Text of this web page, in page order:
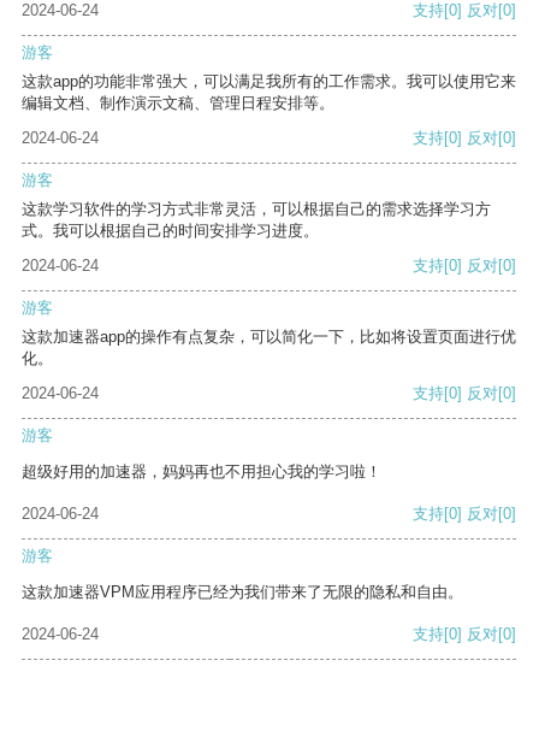
2024-06-24 支持[0] 反对[0]
游客
这款app的功能非常强大，可以满足我所有的工作需求。我可以使用它来
编辑文档、制作演示文稿、管理日程安排等。
2024-06-24
支持[0] 反对[0]
游客
这款学习软件的学习方式非常灵活，可以根据自己的需求选择学习方
式。我可以根据自己的时间安排学习进度。
2024-06-24
支持[0] 反对[0]
游客
这款加速器app的操作有点复杂，可以简化一下，比如将设置页面进行优
化。
2024-06-24
支持[0] 反对[0]
游客
超级好用的加速器，妈妈再也不用担心我的学习啦！
2024-06-24 支持[0] 反对[0]
游客
这款加速器VPM应用程序已经为我们带来了无限的隐私和自由。
2024-06-24 支持[0] 反对[0]